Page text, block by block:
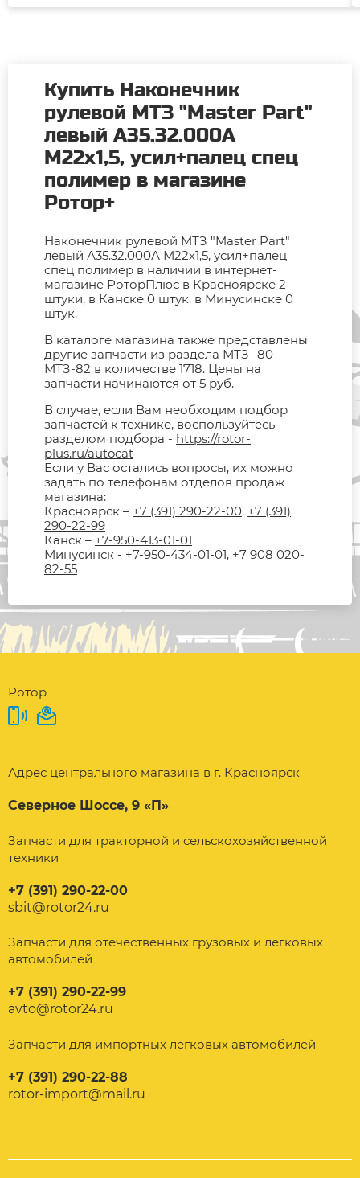
Купить Наконечник
рулевой МТЗ "Master Part"
левый А35.32.000А
М22х1,5, усил+палец спец
полимер в магазине
Ротор+
Наконечник рулевой МТЗ "Master Part"
левый А35.32.000А М22х1,5, усил+палец
спец полимер в наличии в интернет-
магазине РоторПлюс в Красноярске 2
штуки, в Канске 0 штук, в Минусинске 0
штук.
В каталоге магазина также представлены
другие запчасти из раздела МТЗ- 80
МТЗ-82 в количестве 1718. Цены на
запчасти начинаются от 5 руб.
В случае, если Вам необходим подбор
запчастей к технике, воспользуйтесь
разделом подбора - https://rotor-
plus.ru/autocat
Если у Вас остались вопросы, их можно
задать по телефонам отделов продаж
магазина:
Красноярск – +7 (391) 290-22-00, +7 (391)
290-22-99
Канск – +7-950-413-01-01
Минусинск - +7-950-434-01-01, +7 908 020-
82-55
Ротор
Адрес центрального магазина в г. Красноярск
Северное Шоссе, 9 «П»
Запчасти для тракторной и сельскохозяйственной
техники
+7 (391) 290-22-00
sbit@rotor24.ru
Запчасти для отечественных грузовых и легковых
автомобилей
+7 (391) 290-22-99
avto@rotor24.ru
Запчасти для импортных легковых автомобилей
+7 (391) 290-22-88
rotor-import@mail.ru